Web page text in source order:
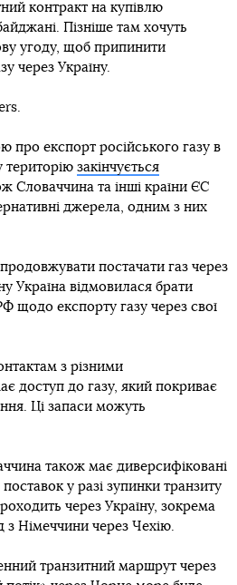
контракт на купівлю
Пізніше там хочуть
угоду, щоб припинити
через Україну.
про експорт російського газу в
територію закінчується
Словаччина та інші країни ЄС
джерела, одним з них
постачати газ через
Україна відмовилася брати
щодо експорту газу через свої
з різними
доступ до газу, який покриває
Ці запаси можуть
також має диверсифіковані
у разі зупинки транзиту
через Україну, зокрема
з Німеччини через Чехію.
транзитний маршрут через